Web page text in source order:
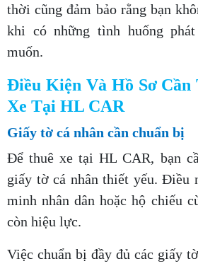
thời cũng đảm bảo rằng bạn
khi có những tình huống
muốn.
Điều Kiện Và Hồ Sơ
Xe Tại HL CAR
Giấy tờ cá nhân cần chuẩn bị
Để thuê xe tại HL CAR, bạn
giấy tờ cá nhân thiết yếu. Điều
minh nhân dân hoặc hộ chiếu
còn hiệu lực.
Việc chuẩn bị đầy đủ các giấy